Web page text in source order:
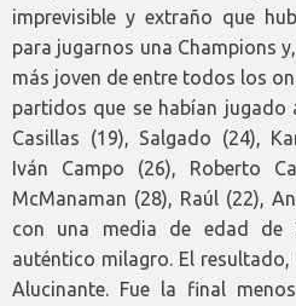
imprevisible y extraño que
para jugarnos una Champions
más joven de entre todos los
partidos que se habían jugado
Casillas (19), Salgado (24),
Iván Campo (26), Roberto
McManaman (28), Raúl (22),
con una media de edad de
auténtico milagro. El
Alucinante. Fue la final